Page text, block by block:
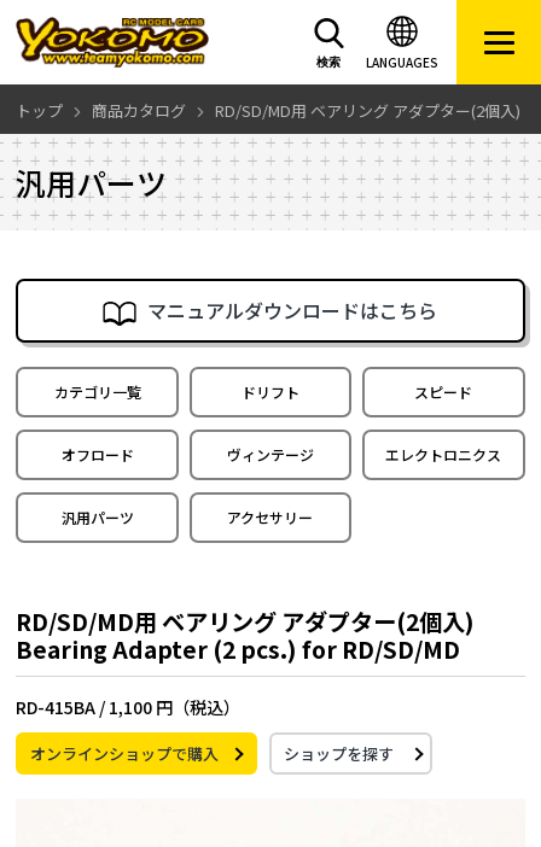
LANGUAGES
検索
トップ 商品カタログ RD/SD/MD用 ベアリング アダプター(2個入)
汎用パーツ
マニュアルダウンロードはこちら
カテゴリ一覧 ドリフト スピード
オフロード ヴィンテージ エレクトロニクス
汎用パーツ アクセサリー
RD/SD/MD用 ベアリング アダプター(2個入)
Bearing Adapter (2 pcs.) for RD/SD/MD
RD-415BA / 1,100 円（税込）
オンラインショップで購入 ショップを探す